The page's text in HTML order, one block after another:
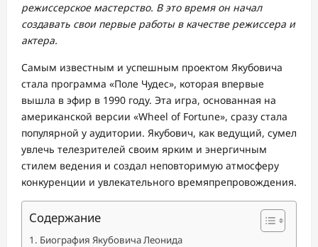
режиссерское мастерство. В это время он начал
создавать свои первые работы в качестве режиссера и
актера.
Самым известным и успешным проектом Якубовича
стала программа «Поле Чудес», которая впервые
вышла в эфир в 1990 году. Эта игра, основанная на
американской версии «Wheel of Fortune», сразу стала
популярной у аудитории. Якубович, как ведущий, сумел
увлечь телезрителей своим ярким и энергичным
стилем ведения и создал неповторимую атмосферу
конкуренции и увлекательного времяпрепровождения.
Содержание
Биография Якубовича Леонида